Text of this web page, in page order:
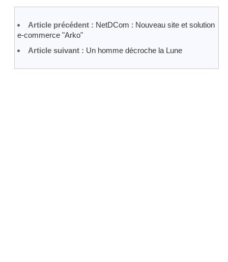
Article précédent : NetDCom : Nouveau site et solution
e-commerce "Arko"
Article suivant : Un homme décroche la Lune